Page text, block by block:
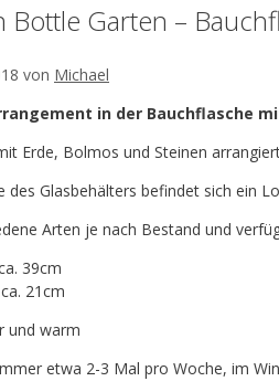
Bottle Garten –
von Michael
in der Bauchflasche
Erde, Bolmos und Steinen
des Glasbehälters befindet sich ein
Arten je nach Bestand und
39cm
ca. 21cm
und warm
etwa 2-3 Mal pro Woche, im